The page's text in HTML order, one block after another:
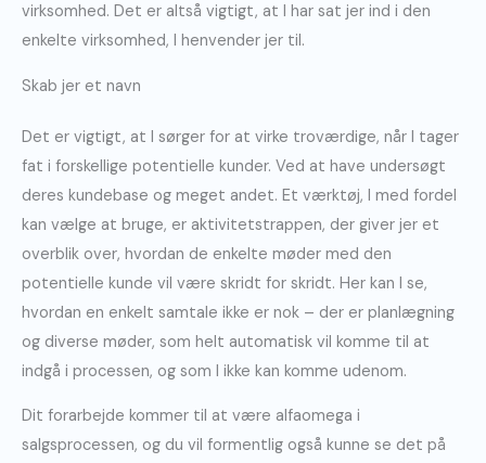
virksomhed. Det er altså vigtigt, at I har sat jer ind i den
enkelte virksomhed, I henvender jer til.
Skab jer et navn
Det er vigtigt, at I sørger for at virke troværdige, når I tager
fat i forskellige potentielle kunder. Ved at have undersøgt
deres kundebase og meget andet. Et værktøj, I med fordel
kan vælge at bruge, er aktivitetstrappen, der giver jer et
overblik over, hvordan de enkelte møder med den
potentielle kunde vil være skridt for skridt. Her kan I se,
hvordan en enkelt samtale ikke er nok – der er planlægning
og diverse møder, som helt automatisk vil komme til at
indgå i processen, og som I ikke kan komme udenom.
Dit forarbejde kommer til at være alfaomega i
salgsprocessen, og du vil formentlig også kunne se det på